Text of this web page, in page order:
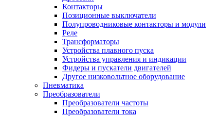
Контакторы
Позиционные выключатели
Полупроводниковые контакторы и модули
Реле
Трансформаторы
Устройства плавного пуска
Устройства управления и индикации
Фидеры и пускатели двигателей
Другое низковольтное оборудование
Пневматика
Преобразователи
Преобразователи частоты
Преобразователи тока